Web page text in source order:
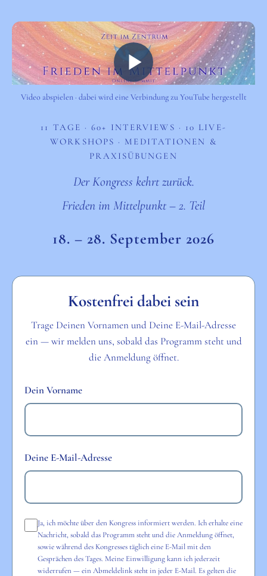
Video abspielen · dabei wird eine Verbindung zu YouTube hergestellt
11 TAGE · 60+ INTERVIEWS · 10 LIVE-
WORKSHOPS · MEDITATIONEN &
PRAXISÜBUNGEN
Der Kongress kehrt zurück.
Frieden im Mittelpunkt – 2. Teil
18. – 28. September 2026
Kostenfrei dabei sein
Trage Deinen Vornamen und Deine E-Mail-Adresse
ein — wir melden uns, sobald das Programm steht und
die Anmeldung öffnet.
Dein Vorname
Deine E-Mail-Adresse
Ja, ich möchte über den Kongress informiert werden. Ich erhalte eine
Nachricht, sobald das Programm steht und die Anmeldung öffnet,
sowie während des Kongresses täglich eine E-Mail mit den
Gesprächen des Tages. Meine Einwilligung kann ich jederzeit
widerrufen — ein Abmeldelink steht in jeder E-Mail. Es gelten die